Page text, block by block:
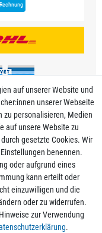
Rechnung
auf unserer Website und
unserer Webseite
zu personalisieren, Medien
auf unsere Website zu
gesetzte Cookies. Wir
benennen.
oder aufgrund eines
kann erteilt oder
einzuwilligen und die
oder zu widerrufen.
zur Verwendung
.